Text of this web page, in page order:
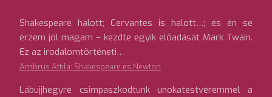
Shakespeare halott; Cervantes is halott…; és én se
érzem jól magam – kezdte egyik előadását Mark Twain.
Ez az irodalomtörténeti…
Ambrus Attila: Shakespeare és Newton
Lábujjhegyre csimpaszkodtunk unokatestvéremmel a